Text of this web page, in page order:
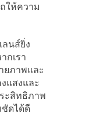
ให้ความ
ลนส์ยิ่ง
กเรา
ยภาพและ
แสงและ
ะสิทธิภาพ
ชัดได้ดี